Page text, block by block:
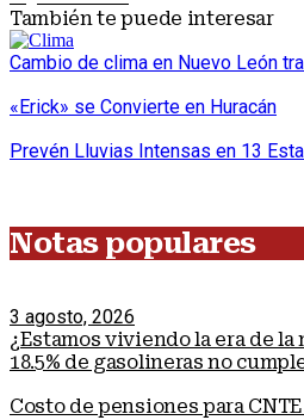
También te puede interesar
Cambio de clima en Nuevo León
«Erick» se Convierte en Huracán
Prevén Lluvias Intensas en 13
Notas populares
3 agosto, 2026
¿Estamos viviendo la era de
18.5% de gasolineras no
Costo de pensiones para